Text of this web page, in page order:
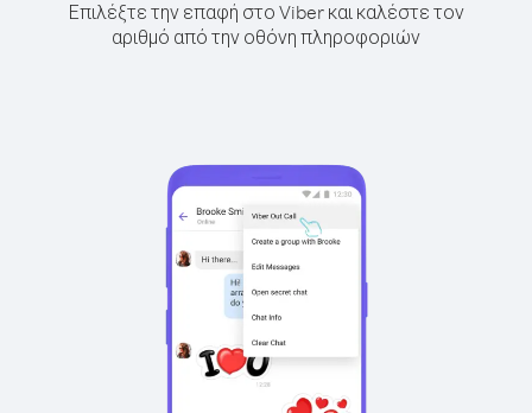
Επιλέξτε την επαφή στο Viber και καλέστε τον
αριθμό από την οθόνη πληροφοριών